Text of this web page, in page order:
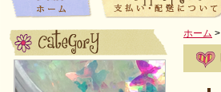
ホーム >